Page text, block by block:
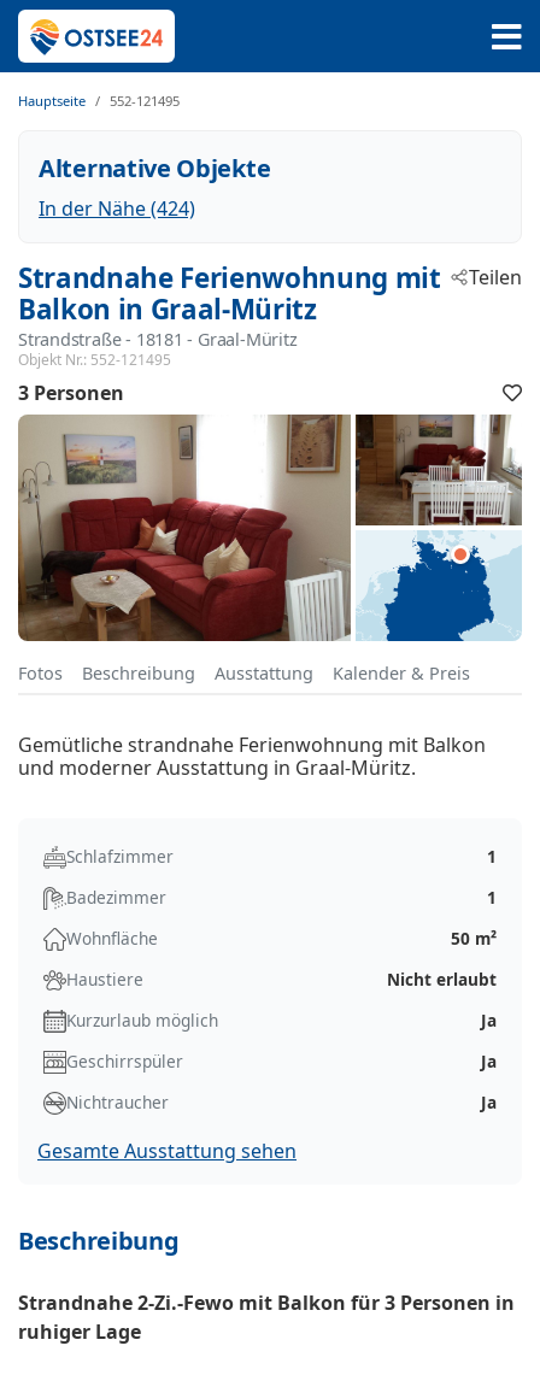
Hauptseite 552-121495
Alternative Objekte
In der Nähe (424)
Strandnahe Ferienwohnung mit
Balkon in Graal-Müritz
Strandstraße - 18181 - Graal-Müritz
Objekt Nr.: 552-121495
Teilen
3 Personen
Fotos Beschreibung Ausstattung Kalender & Preis
Gemütliche strandnahe Ferienwohnung mit Balkon
und moderner Ausstattung in Graal-Müritz.
Schlafzimmer
1
Badezimmer
1
Wohnfläche
50 m²
Haustiere
Nicht erlaubt
Kurzurlaub möglich
Ja
Geschirrspüler
Ja
Nichtraucher
Ja
Gesamte Ausstattung sehen
Beschreibung
Strandnahe 2-Zi.-Fewo mit Balkon für 3 Personen in
ruhiger Lage